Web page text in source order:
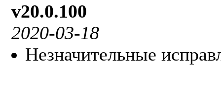
v20.0.100
2020-03-18
Незначительные